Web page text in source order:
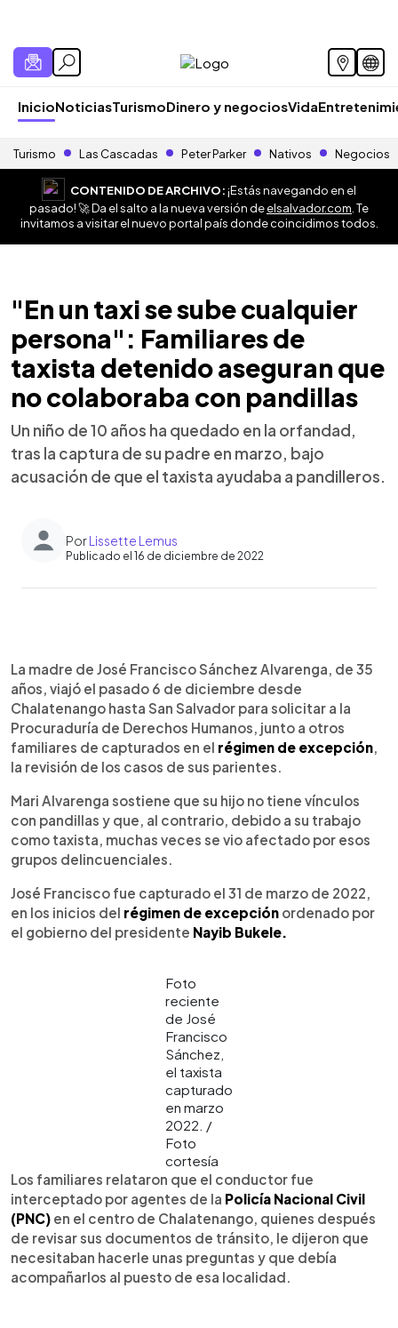
InicioNoticiasTurismoDinero y negociosVida
Turismo Las Cascadas Peter Parker Nativos Negocios
CONTENIDO DE ARCHIVO:¡Estás navegando en el
pasado! 🚀 Da el salto a la nueva versión deelsalvador.com . Te
invitamos a visitar el nuevo portal país donde coincidimos todos.
"En un taxi se sube cualquier
persona": Familiares de
taxista detenido aseguran que
no colaboraba con pandillas
Un niño de 10 años ha quedado en la orfandad,
tras la captura de su padre en marzo, bajo
acusación de que el taxista ayudaba a pandilleros.
PorLissette Lemus
Publicado el 16 de diciembre de 2022
► Escuchar artículo
La madre de José Francisco Sánchez Alvarenga, de 35
años, viajó el pasado 6 de diciembre desde
Chalatenango hasta San Salvador para solicitar a la
Procuraduría de Derechos Humanos, junto a otros
familiares de capturados en el régimen de excepción,
la revisión de los casos de sus parientes.
Mari Alvarenga sostiene que su hijo no tiene vínculos
con pandillas y que, al contrario, debido a su trabajo
como taxista, muchas veces se vio afectado por esos
grupos delincuenciales.
José Francisco fue capturado el 31 de marzo de 2022,
en los inicios del régimen de excepción ordenado por
el gobierno del presidente Nayib Bukele.
Foto
reciente
de José
Francisco
Sánchez,
el taxista
capturado
en marzo
2022. /
Foto
cortesía
Los familiares relataron que el conductor fue
interceptado por agentes de la Policía Nacional Civil
(PNC) en el centro de Chalatenango, quienes después
de revisar sus documentos de tránsito, le dijeron que
necesitaban hacerle unas preguntas y que debía
acompañarlos al puesto de esa localidad.